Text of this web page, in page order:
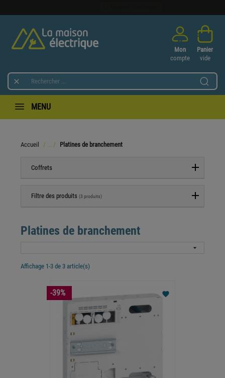

Mon
compte
Panier
vide
MENU
Accueil Platines de branchement
Coffrets
Filtre des produits (3 produits)
Platines de branchement

Affichage 1-3 de 3 article(s)
favorite
-39%